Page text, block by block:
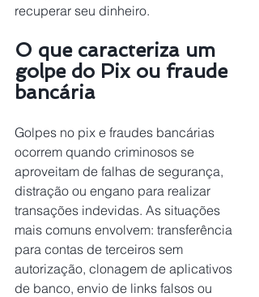
recuperar seu dinheiro.
O que caracteriza um
golpe do Pix ou fraude
bancária
Golpes no pix e fraudes bancárias
ocorrem quando criminosos se
aproveitam de falhas de segurança,
distração ou engano para realizar
transações indevidas. As situações
mais comuns envolvem: transferência
para contas de terceiros sem
autorização, clonagem de aplicativos
de banco, envio de links falsos ou